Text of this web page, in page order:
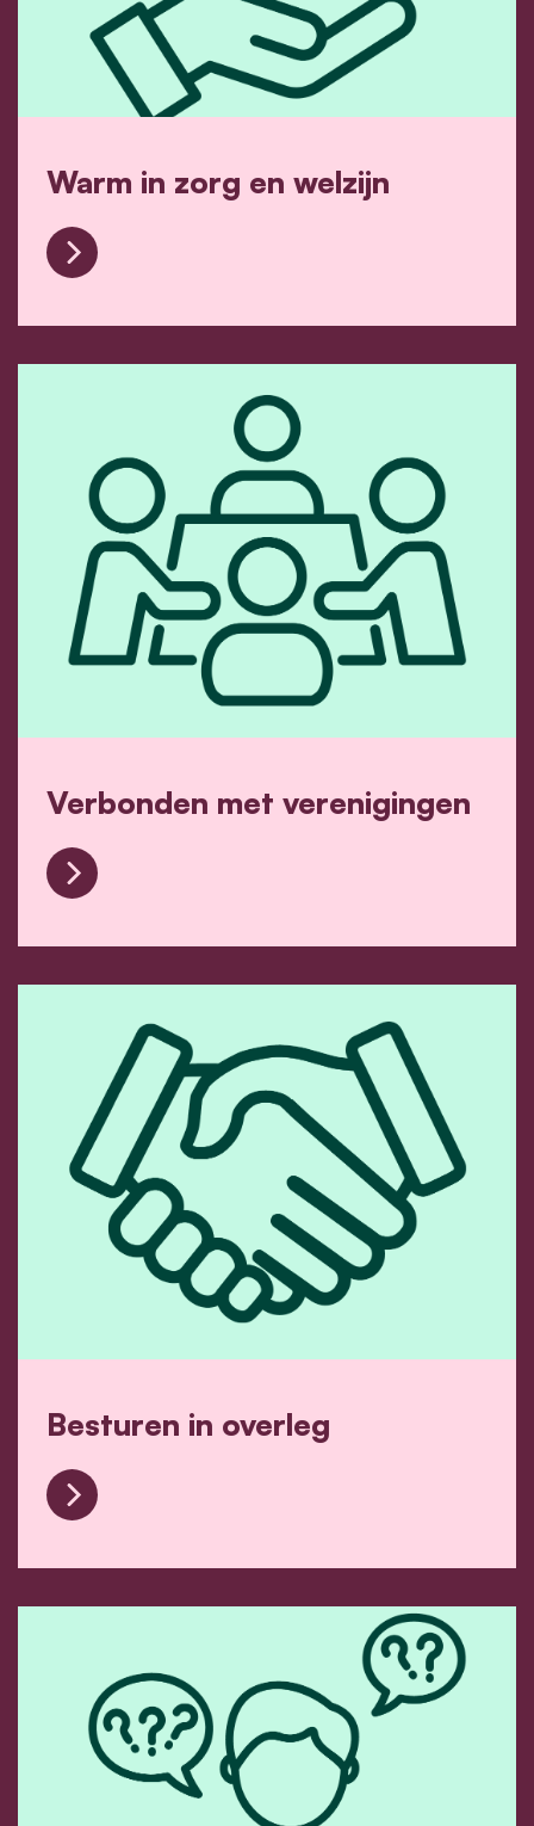
Warm in zorg en welzijn
Warm in zorg en welzijn
Verbonden met verenigingen
Verbonden met verenigingen
Besturen in overleg
Besturen in overleg